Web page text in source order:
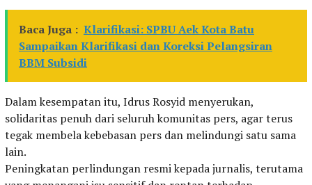
Baca Juga : Klarifikasi: SPBU Aek Kota Batu
Sampaikan Klarifikasi dan Koreksi Pelangsiran
BBM Subsidi
Dalam kesempatan itu, Idrus Rosyid menyerukan,
solidaritas penuh dari seluruh komunitas pers, agar terus
tegak membela kebebasan pers dan melindungi satu sama
lain.
Peningkatan perlindungan resmi kepada jurnalis, terutama